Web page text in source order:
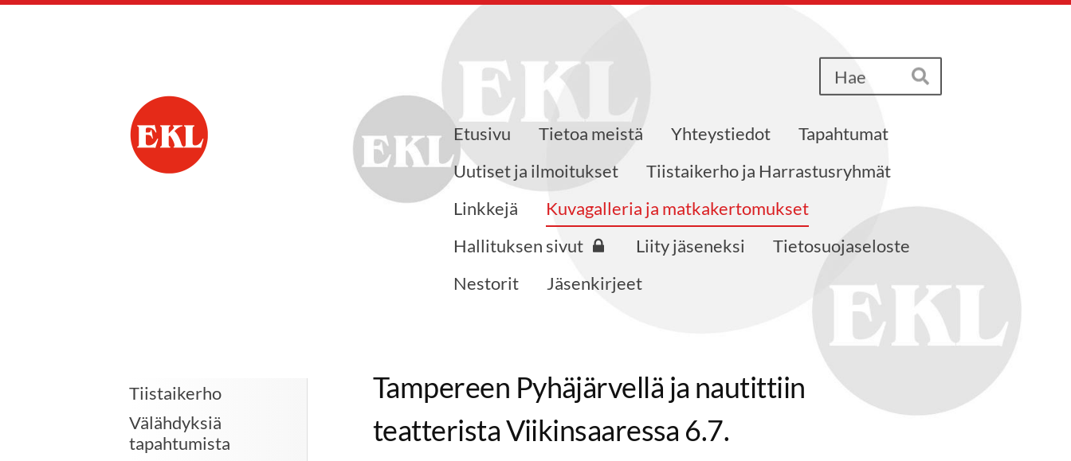
Hae
Jämsän Eläkkeensaajat ry. Etusivu Tietoa meistä Yhteystiedot
Tapahtumat
Uutiset ja ilmoitukset
Tiistaikerho ja Harrastusryhmät
Linkkejä
Kuvagalleria ja matkakertomukset
Hallituksen sivut
Liity jäseneksi
Tietosuojaseloste
Nestorit
Jäsenkirjeet
Tiistaikerho
Välähdyksiä
tapahtumista
Tampereen Pyhäjärvellä ja nautittiin
teatterista Viikinsaaressa 6.7.